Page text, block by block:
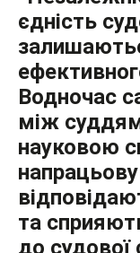
єдність
Водночас
між
науковою
та
до судової